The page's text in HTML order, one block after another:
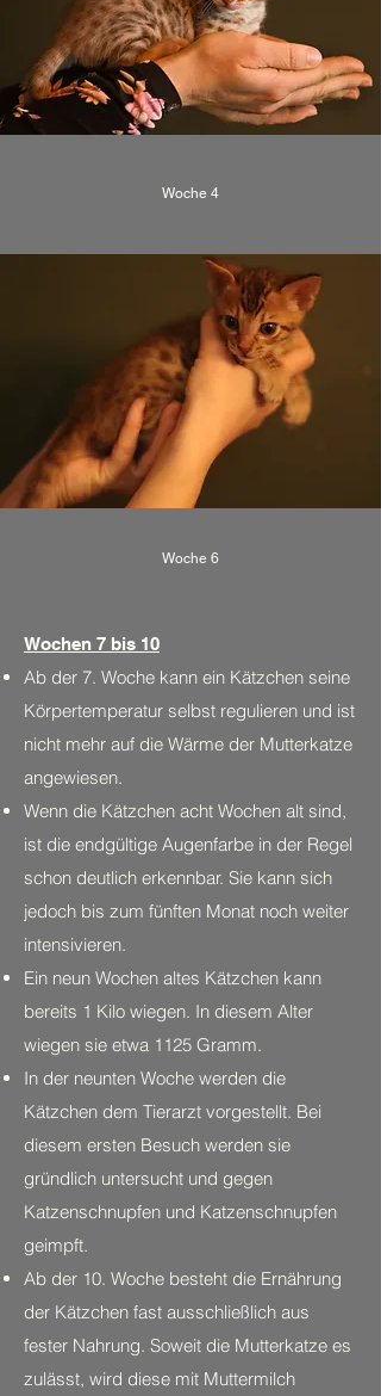
Woche 4
Woche 6
Wochen 7 bis 10
Ab der 7. Woche kann ein Kätzchen seine
Körpertemperatur selbst regulieren und ist
nicht mehr auf die Wärme der Mutterkatze
angewiesen.
Wenn die Kätzchen acht Wochen alt sind,
ist die endgültige Augenfarbe in der Regel
schon deutlich erkennbar. Sie kann sich
jedoch bis zum fünften Monat noch weiter
intensivieren.
Ein neun Wochen altes Kätzchen kann
bereits 1 Kilo wiegen. In diesem Alter
wiegen sie etwa 1125 Gramm.
In der neunten Woche werden die
Kätzchen dem Tierarzt vorgestellt. Bei
diesem ersten Besuch werden sie
gründlich untersucht und gegen
Katzenschnupfen und Katzenschnupfen
geimpft.
Ab der 10. Woche besteht die Ernährung
der Kätzchen fast ausschließlich aus
fester Nahrung. Soweit die Mutterkatze es
zulässt, wird diese mit Muttermilch